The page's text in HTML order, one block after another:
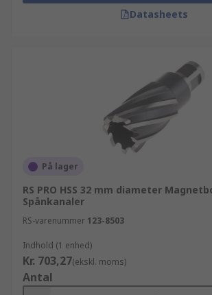
Datasheets
På lager
RS PRO HSS 32 mm diameter
Spånkanaler
RS-varenummer 123-8503
Indhold (1 enhed)
Kr. 703,27(ekskl. moms)
Antal